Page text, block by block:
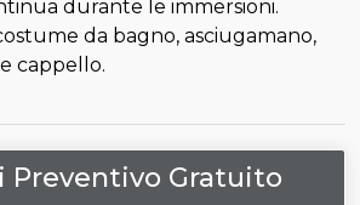
durante le immersioni.
da bagno, asciugamano,
cappello.
Preventivo Gratuito